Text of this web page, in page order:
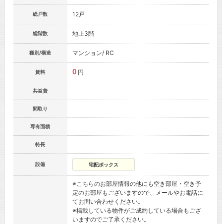
総戸数 12戸
総階数 地上3階
種別/構造 マンション/ RC
賃料 0 円
共益費
間取り
専有面積
特長
設備 宅配ボックス
※こちらのお部屋情報の他にも空き部屋・空き予
定のお部屋もございますので、メールやお電話に
てお問い合わせください。
※掲載している物件がご成約している場合もござ
いますのでご了承ください。